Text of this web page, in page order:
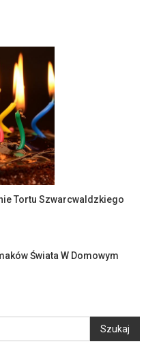
Tortu Szwarcwaldzkiego
Świata W Domowym
Szukaj